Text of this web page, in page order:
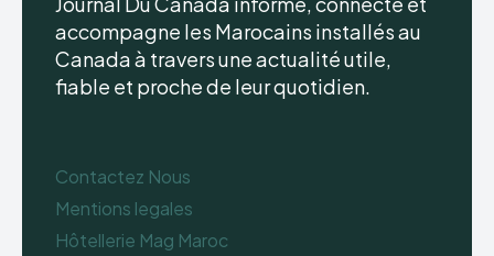
accompagne les Marocains installés au
Canada à travers une actualité utile,
fiable et proche de leur quotidien.
Contactez Nous
Mentions legales
Hôtellerie Mag Maroc